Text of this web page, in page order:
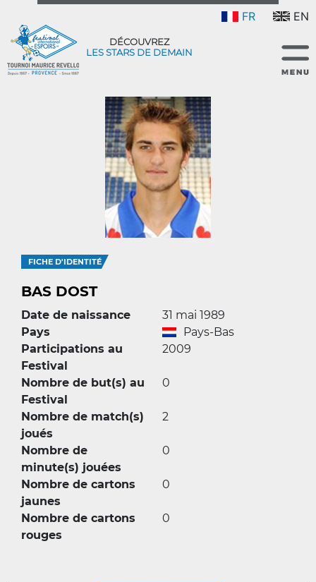
FR EN
DÉCOUVREZ
LES STARS DE DEMAIN
FICHE D'IDENTITÉ
BAS DOST
Date de naissance
31 mai 1989
Pays
Pays-Bas
Participations au
Festival
2009
Nombre de but(s) au
Festival
0
Nombre de match(s)
joués
2
Nombre de
minute(s) jouées
0
Nombre de cartons
jaunes
0
Nombre de cartons
rouges
0